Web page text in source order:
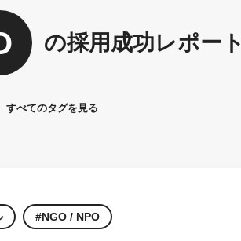
の採用成功レポート
すべてのタグを見る
NGO / NPO